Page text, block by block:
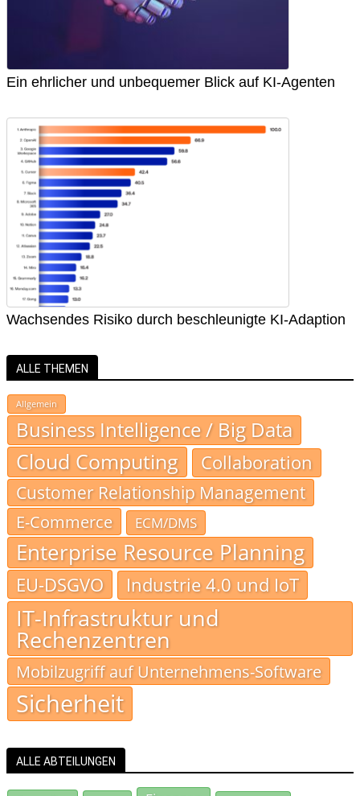
Ein ehrlicher und unbequemer Blick auf KI-Agenten
Wachsendes Risiko durch beschleunigte KI-Adaption
ALLE THEMEN
Allgemein
Business Intelligence / Big Data
Cloud Computing Collaboration
Customer Relationship Management
E-Commerce
ECM/DMS
Enterprise Resource Planning
EU-DSGVO Industrie 4.0 und IoT
IT-Infrastruktur und
Rechenzentren
Mobilzugriff auf Unternehmens-Software
Sicherheit
ALLE ABTEILUNGEN